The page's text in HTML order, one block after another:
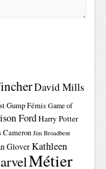
David Mills
GumpFémis Game of
FordHarry Potter
Cameron Jim Broadbent
GloverKathleen
Métier